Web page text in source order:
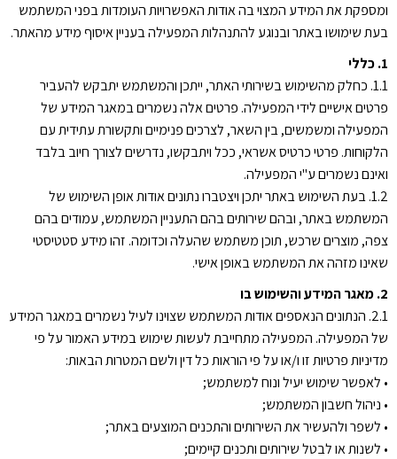
ומספקת את המידע המצוי בה אודות האפשרויות העומדות בפני המשתמש
בעת שימושו באתר ובנוגע להתנהלות המפעילה בעניין איסוף מידע מהאתר.
1. כללי
1.1. כחלק מהשימוש בשירותי האתר, ייתכן והמשתמש יתבקש להעביר
פרטים אישיים לידי המפעילה. פרטים אלה נשמרים במאגר המידע של
המפעילה ומשמשים, בין השאר, לצרכים פנימיים ותקשורת עתידית עם
הלקוחות. פרטי כרטיס אשראי, ככל ויתבקשו, נדרשים לצורך חיוב בלבד
ואינם נשמרים ע"י המפעילה.
1.2. בעת השימוש באתר יתכן ויצטברו נתונים אודות אופן השימוש של
המשתמש באתר, ובהם שירותים בהם התעניין המשתמש, עמודים בהם
צפה, מוצרים שרכש, תוכן משתמש שהעלה וכדומה. זהו מידע סטטיסטי
שאינו מזהה את המשתמש באופן אישי.
2. מאגר המידע והשימוש בו
2.1. הנתונים הנאספים אודות המשתמש שצוינו לעיל נשמרים במאגר המידע
של המפעילה. המפעילה מתחייבת לעשות שימוש במידע האמור על פי
מדיניות פרטיות זו ו/או על פי הוראות כל דין ולשם המטרות הבאות:
• לאפשר שימוש יעיל ונוח למשתמש;
• ניהול חשבון המשתמש;
• לשפר ולהעשיר את השירותים והתכנים המוצעים באתר;
• לשנות או לבטל שירותים ותכנים קיימים;